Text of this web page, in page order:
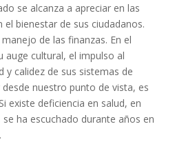
se alcanza a apreciar en las
el bienestar de sus ciudadanos.
de las finanzas. En el
auge cultural, el impulso al
y calidez de sus sistemas de
nuestro punto de vista, es
existe deficiencia en salud, en
ha escuchado durante años en